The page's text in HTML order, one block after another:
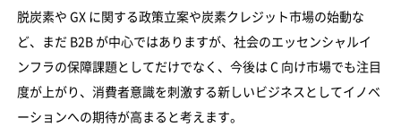
脱炭素や GX に関する政策立案や炭素クレジット市場の始動な
ど、まだ B2B が中心ではありますが、社会のエッセンシャルイ
ンフラの保障課題としてだけでなく、今後は C 向け市場でも注目
度が上がり、消費者意識を刺激する新しいビジネスとしてイノベ
ーションへの期待が高まると考えます。